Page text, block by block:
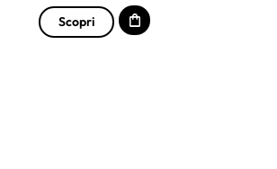
Scopri